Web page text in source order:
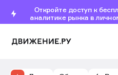
Откройте доступ к
аналитике рынка в